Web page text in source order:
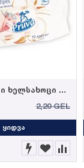
PRUVA-სველი ხელსახოცი ელეგანტური 72ც 35 გრ. (12)
2,20 GEL
ᲧᲘᲓᲕᲐ